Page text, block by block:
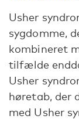
Usher
sygdomme,
kombineret
tilfælde
Usher
høretab, der
med Usher